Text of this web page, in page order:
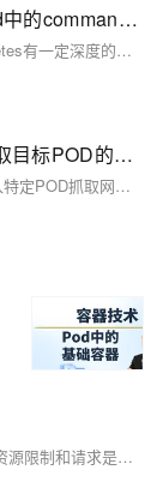
Kubernetes与Docker参数对照：理解Pod中的command、args与Dockerfile中的CMD、ENTRYPOINT。
需要明确的是，理解这些都需要对Docker和Kubernetes有一定深度的理解，才能把握二者的区别和联系。虽然它们都是容器技术的二个重要组成部分，但各有其特性和适用场景，理解它们的本质和工作方式，才能更好的使用这些工具，将各自的优点整合到生产环境中，实现软件的快速开发和部署。
【Azure K8S | AKS】在AKS的节点中抓取目标POD的网络包方法分享
在AKS中遇到复杂网络问题时，可通过以下步骤进入特定POD抓取网络包进行分析：1. 使用`kubectl get pods`确认Pod所在Node；2. 通过`kubectl node-shell`登录Node；3. 使用`crictl ps`找到Pod的Container ID；4. 获取PID并使用`nsenter`进入Pod的网络空间；5. 在`/var/tmp`目录下使用`tcpdump`抓包。完成后按Ctrl+C停止抓包。
在 Kubernetes (k8s) 中，设置 Pod 的 CPU 和内存资源限制和请求是非常重要的，因为这有助于确保集群资源的合理分配和有效利用。你可以通过定义 Pod 的 `resources` 字段来设置这些限制。 以下是一个示例 YAML 文件，展示了如何为一个 Pod 设置 CPU 和内存资源请求（requests）和限制（limits）： ```yaml apiVersion: v1 kind: Pod metadata: name: example-pod spec: containers: - name: example-container image: